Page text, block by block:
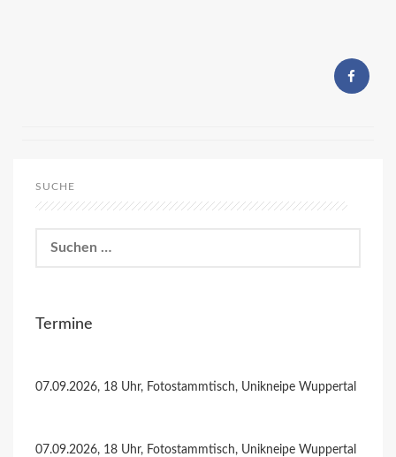
SUCHE
nach:
Termine
07.09.2026, 18 Uhr, Fotostammtisch, Unikneipe Wuppertal
07.09.2026, 18 Uhr, Fotostammtisch, Unikneipe Wuppertal